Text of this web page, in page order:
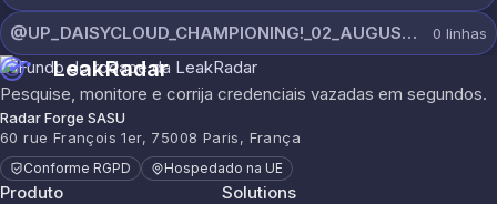
@UP_DAISYCLOUD_CHAMPIONING!_02_AUGUST_5871_ON_CHANNEL.rar 0 linhas
LeakRadar
Pesquise, monitore e corrija credenciais vazadas em segundos.
Radar Forge SASU
60 rue François 1er, 75008 Paris, França
Conforme RGPD Hospedado na UE
Produto Solutions